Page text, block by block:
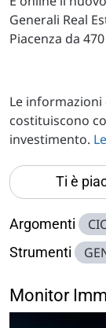
Generali Real
Piacenza da 470
Le
costituiscono
investimento.
Ti è
Argomenti
Strumenti
Monitor